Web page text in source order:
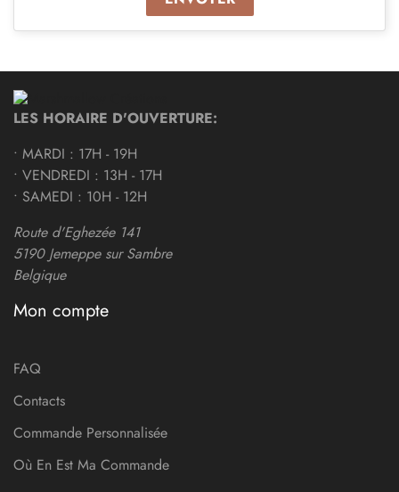
LES HORAIRE D'OUVERTURE:
• MARDI : 17H - 19H
• VENDREDI : 13H - 17H
• SAMEDI : 10H - 12H
Route d'Eghezée 141
5190 Jemeppe sur Sambre
Belgique
Mon compte
FAQ
Contacts
Commande Personnalisée
Où En Est Ma Commande